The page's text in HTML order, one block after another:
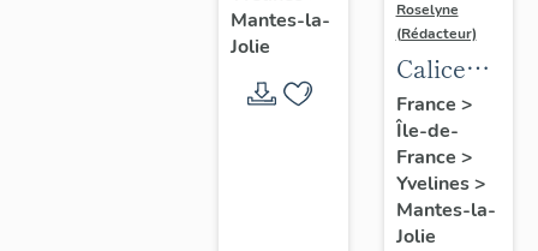
de Conti
Mantes-la-
Jolie
Roselyne
(Rédacteur)
Calice
n°2 et sa
patène
France >
Île-de-
France >
Yvelines>
Mantes-la-
Jolie